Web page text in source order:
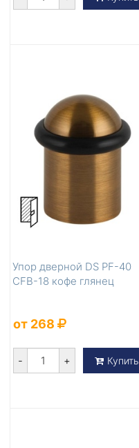
Упор дверной DS PF-40
CFB-18 кофе глянец
от 268
- + Купить